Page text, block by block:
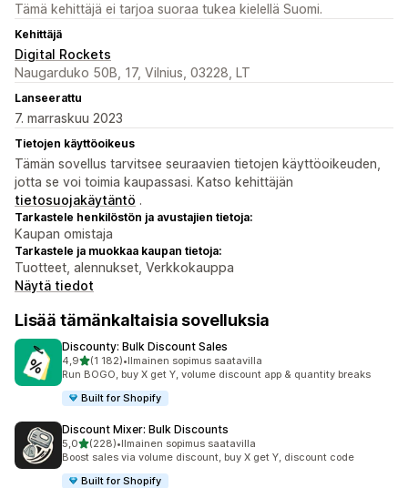
Tämä kehittäjä ei tarjoa suoraa tukea kielellä Suomi.
Kehittäjä
Digital Rockets
Naugarduko 50B, 17, Vilnius, 03228, LT
Lanseerattu
7. marraskuu 2023
Tietojen käyttöoikeus
Tämän sovellus tarvitsee seuraavien tietojen käyttöoikeuden,
jotta se voi toimia kaupassasi. Katso kehittäjän
tietosuojakäytäntö .
Tarkastele henkilöstön ja avustajien tietoja:
Kaupan omistaja
Tarkastele ja muokkaa kaupan tietoja:
Tuotteet, alennukset, Verkkokauppa
Näytä tiedot
Lisää tämänkaltaisia sovelluksia
Discounty: Bulk Discount Sales
4,9/ 5 tähteä
(1 182)
1182 arvostelua yhteensä
•Ilmainen sopimus saatavilla
Run BOGO, buy X get Y, volume discount app & quantity breaks
Built for Shopify
Discount Mixer: Bulk Discounts
5,0/ 5 tähteä
(228)
228 arvostelua yhteensä
•Ilmainen sopimus saatavilla
Boost sales via volume discount, buy X get Y, discount code
Built for Shopify